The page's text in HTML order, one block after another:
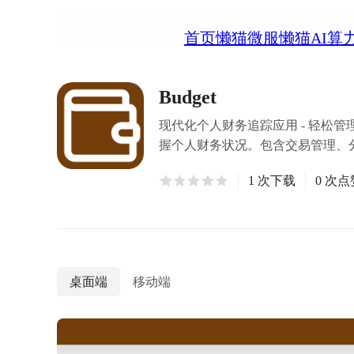
首页懒猫微服懒猫AI算
Budget
现代化个人财务追踪应用 - 轻松管
握个人财务状况。包含交易管理
1 次下载 0 次点
桌面端 移动端